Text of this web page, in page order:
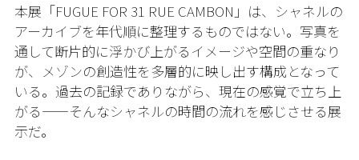
本展「FUGUE FOR 31 RUE CAMBON」は、シャネルの
アーカイブを年代順に整理するものではない。写真を
通して断片的に浮かび上がるイメージや空間の重なり
が、メゾンの創造性を多層的に映し出す構成となって
いる。過去の記録でありながら、現在の感覚で立ち上
がる——そんなシャネルの時間の流れを感じさせる展
示だ。